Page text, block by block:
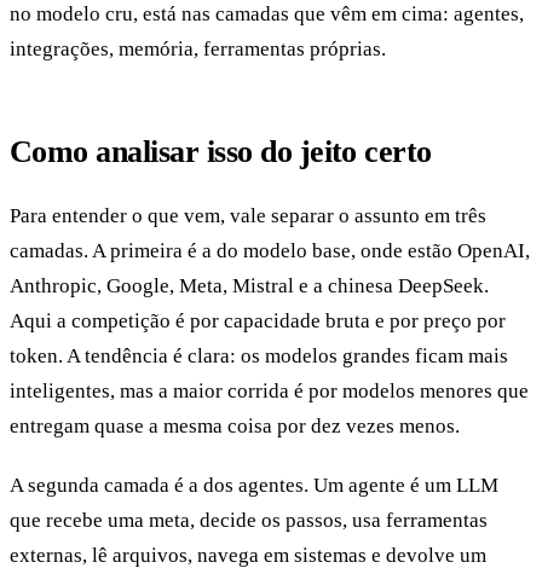
no modelo cru, está nas camadas que vêm em cima: agentes,
integrações, memória, ferramentas próprias.
Como analisar isso do jeito certo
Para entender o que vem, vale separar o assunto em três
camadas. A primeira é a do modelo base, onde estão OpenAI,
Anthropic, Google, Meta, Mistral e a chinesa DeepSeek.
Aqui a competição é por capacidade bruta e por preço por
token. A tendência é clara: os modelos grandes ficam mais
inteligentes, mas a maior corrida é por modelos menores que
entregam quase a mesma coisa por dez vezes menos.
A segunda camada é a dos agentes. Um agente é um LLM
que recebe uma meta, decide os passos, usa ferramentas
externas, lê arquivos, navega em sistemas e devolve um